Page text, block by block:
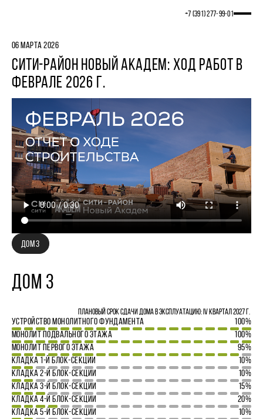
+7 (391) 277‒99‒01
06 МАРТА 2026
СИТИ-РАЙОН НОВЫЙ АКАДЕМ: ХОД РАБОТ В
ФЕВРАЛЕ 2026 Г.
ДОМ 3
ДОМ 3
Плановый срок сдачи дома в эксплуатацию: IV квартал 2027 г.
УСТРОЙСТВО МОНОЛИТНОГО ФУНДАМЕНТА
100%
МОНОЛИТ ПОДВАЛЬНОГО ЭТАЖА
100%
МОНОЛИТ ПЕРВОГО ЭТАЖА
95%
КЛАДКА 1-Й БЛОК-СЕКЦИИ
10%
КЛАДКА 2-Й БЛОК-СЕКЦИИ
10%
КЛАДКА 3-Й БЛОК-СЕКЦИИ
15%
КЛАДКА 4-Й БЛОК-СЕКЦИИ
20%
КЛАДКА 5-Й БЛОК-СЕКЦИИ
10%